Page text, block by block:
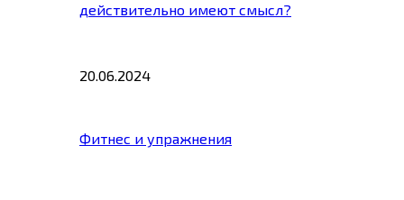
действительно имеют смысл?
20.06.2024
Фитнес и упражнения